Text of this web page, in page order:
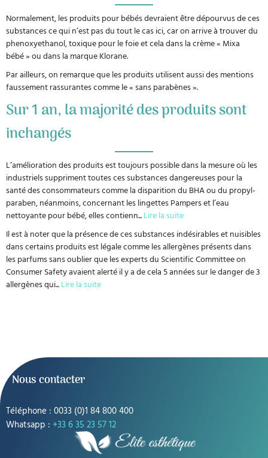
Normalement, les produits pour bébés devraient être dépourvus de ces
substances ce qui n’est pas du tout le cas ici, car on arrive à trouver du
phenoxyethanol, toxique pour le foie et cela dans la crème « Mixa
bébé » ou dans la marque Klorane.
Par ailleurs, on remarque que les produits utilisent aussi des mentions
faussement rassurantes comme le « sans parabènes ».
Sur 1 an, la majorité des produits sont
inchangés
L’amélioration des produits est toujours possible dans la mesure où les
industriels suppriment toutes ces substances dangereuses pour la
santé des consommateurs comme la disparition du BHA ou du propyl-
paraben, néanmoins, concernant les lingettes Pampers et l’eau
nettoyante pour bébé, elles contienn...Lire la suite
Il est à noter que la présence de ces substances indésirables et nuisibles
dans certains produits est légale comme les allergènes présents dans
les parfums sans oublier que les experts du Scientific Committee on
Consumer Safety avaient alerté il y a de cela 5 années sur le danger de 3
allergènes qui...Lire la suite
Nous contacter
Téléphone : 0033 (0)1 84 800 400
Whatsapp : +33 6 35 23 57 12